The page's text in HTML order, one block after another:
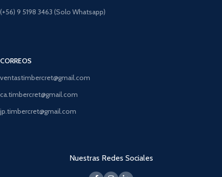
(+56) 9 5198 3463 (Solo Whatsapp)
CORREOS
ventastimbercret@gmail.com
ca.timbercret@gmail.com
jp.timbercret@gmail.com
Nuestras Redes Sociales